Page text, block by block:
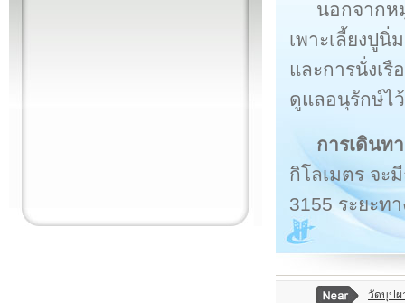
นอกจากห
เพาะเลี้ยงปู
และการนั่งเ
ดูแลอนุรักษ์ไว้
การเดินท
กิโลเมตร จะ
3155 ระยะท
วัดบุปผ